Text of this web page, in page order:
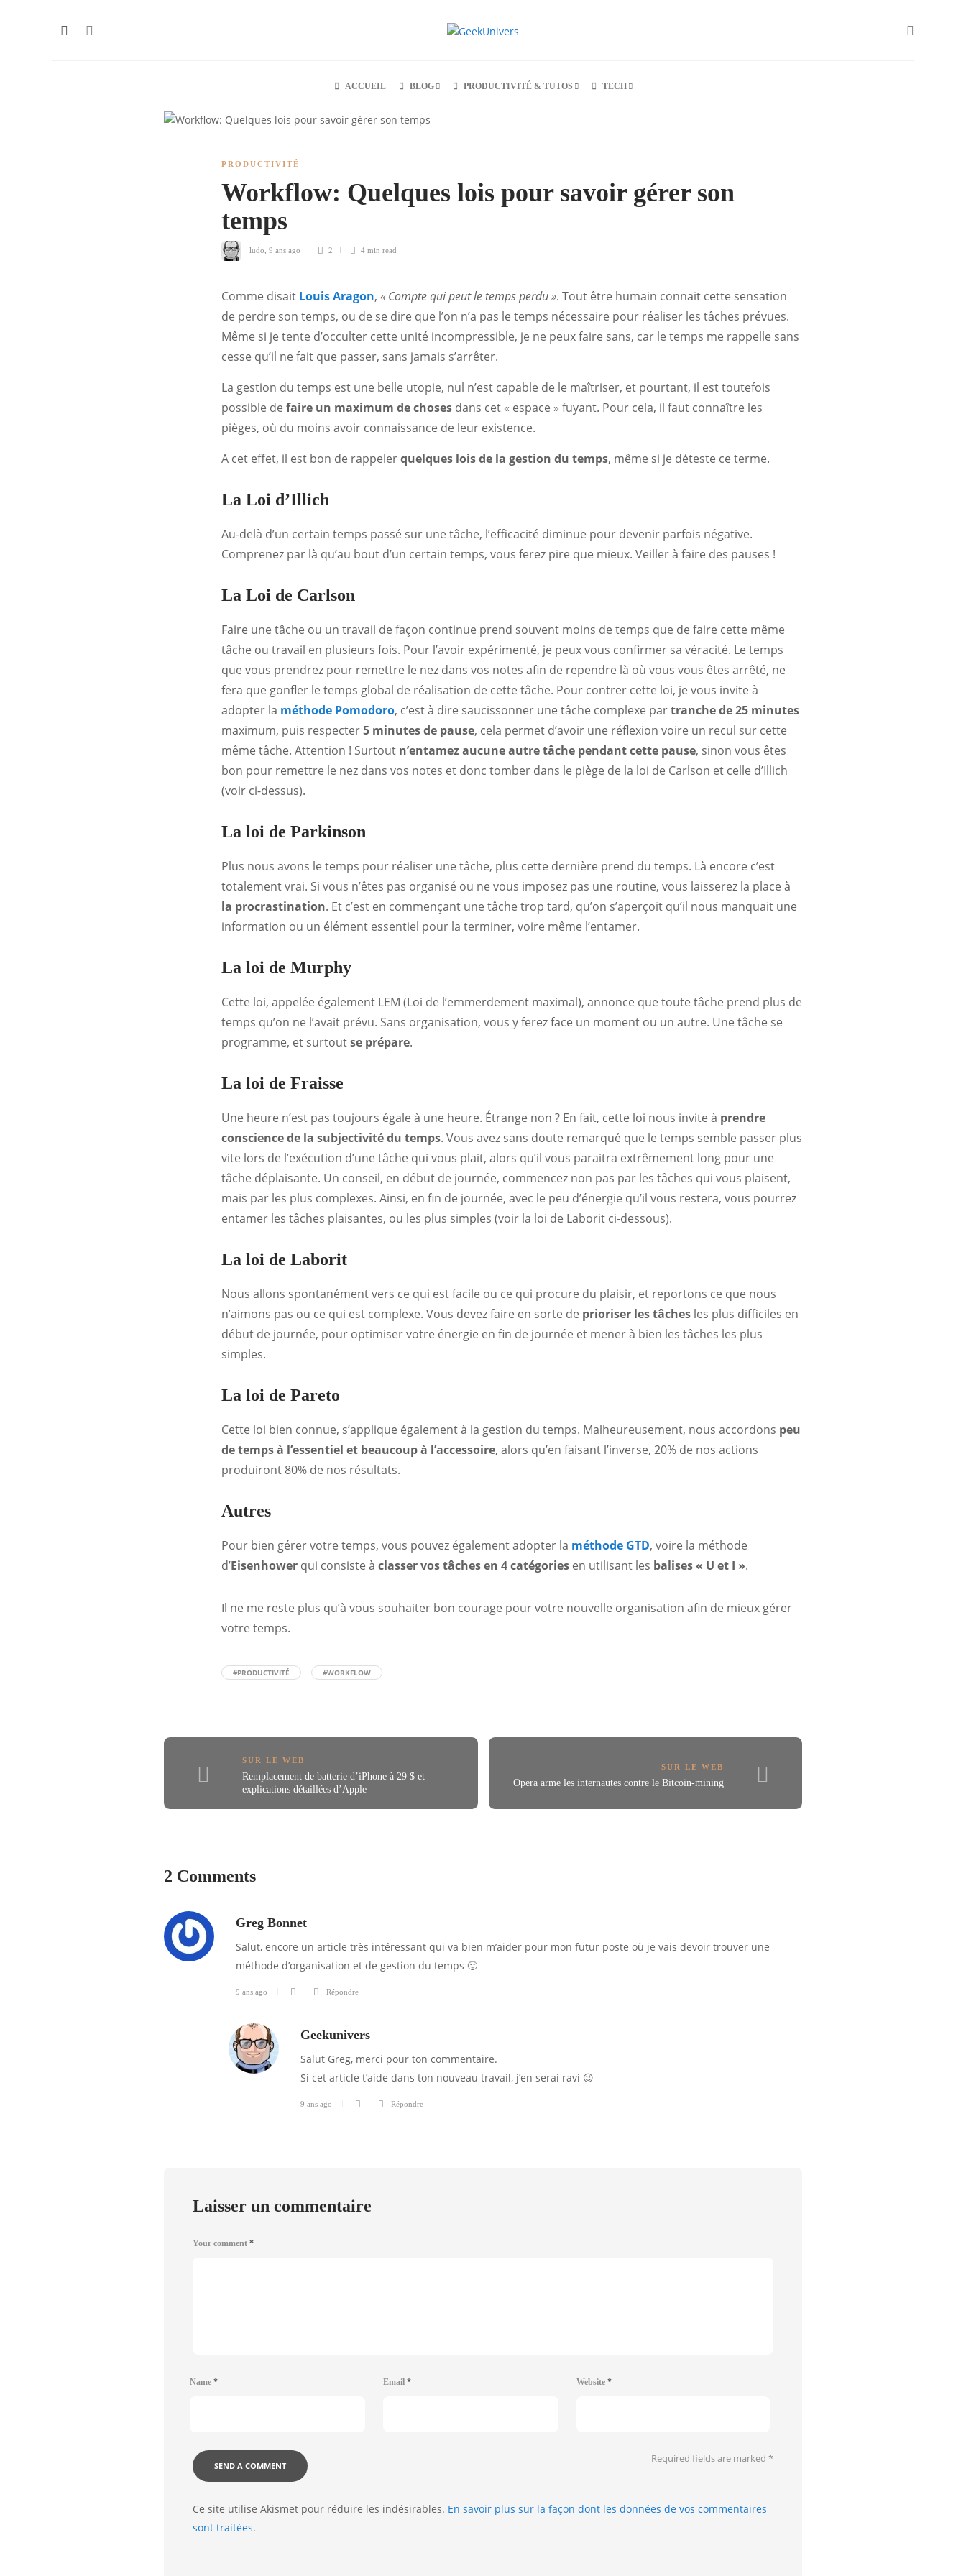
ACCUEIL BLOG PRODUCTIVITÉ & TUTOS TECH
PRODUCTIVITÉ
Workflow: Quelques lois pour savoir gérer son
temps
ludo 9 ans ago 2 4 min read
Comme disait Louis Aragon, « Compte qui peut le temps perdu ». Tout être humain connait cette sensation
de perdre son temps, ou de se dire que l’on n’a pas le temps nécessaire pour réaliser les tâches prévues.
Même si je tente d’occulter cette unité incompressible, je ne peux faire sans, car le temps me rappelle sans
cesse qu’il ne fait que passer, sans jamais s’arrêter.
La gestion du temps est une belle utopie, nul n’est capable de le maîtriser, et pourtant, il est toutefois
possible de faire un maximum de choses dans cet « espace » fuyant. Pour cela, il faut connaître les
pièges, où du moins avoir connaissance de leur existence.
A cet effet, il est bon de rappelerquelques lois de la gestion du temps, même si je déteste ce terme.
La Loi d’Illich
Au-delà d’un certain temps passé sur une tâche, l’efficacité diminue pour devenir parfois négative.
Comprenez par là qu’au bout d’un certain temps, vous ferez pire que mieux. Veiller à faire des pauses !
La Loi de Carlson
Faire une tâche ou un travail de façon continue prend souvent moins de temps que de faire cette même
tâche ou travail en plusieurs fois. Pour l’avoir expérimenté, je peux vous confirmer sa véracité. Le temps
que vous prendrez pour remettre le nez dans vos notes afin de rependre là où vous vous êtes arrêté, ne
fera que gonfler le temps global de réalisation de cette tâche. Pour contrer cette loi, je vous invite à
adopter la méthode Pomodoro, c’est à dire saucissonner une tâche complexe partranche de 25 minutes
maximum, puis respecter5 minutes de pause, cela permet d’avoir une réflexion voire un recul sur cette
même tâche. Attention ! Surtout n’entamez aucune autre tâche pendant cette pause, sinon vous êtes
bon pour remettre le nez dans vos notes et donc tomber dans le piège de la loi de Carlson et celle d’Illich
(voir ci-dessus).
La loi de Parkinson
Plus nous avons le temps pour réaliser une tâche, plus cette dernière prend du temps. Là encore c’est
totalement vrai. Si vous n’êtes pas organisé ou ne vous imposez pas une routine, vous laisserez la place à
la procrastination. Et c’est en commençant une tâche trop tard, qu’on s’aperçoit qu’il nous manquait une
information ou un élément essentiel pour la terminer, voire même l’entamer.
La loi de Murphy
Cette loi, appelée également LEM (Loi de l’emmerdement maximal), annonce que toute tâche prend plus de
temps qu’on ne l’avait prévu. Sans organisation, vous y ferez face un moment ou un autre. Une tâche se
programme, et surtoutse prépare.
La loi de Fraisse
Une heure n’est pas toujours égale à une heure. Étrange non ? En fait, cette loi nous invite à prendre
conscience de la subjectivité du temps. Vous avez sans doute remarqué que le temps semble passer plus
vite lors de l’exécution d’une tâche qui vous plait, alors qu’il vous paraitra extrêmement long pour une
tâche déplaisante. Un conseil, en début de journée, commencez non pas par les tâches qui vous plaisent,
mais par les plus complexes. Ainsi, en fin de journée, avec le peu d’énergie qu’il vous restera, vous pourrez
entamer les tâches plaisantes, ou les plus simples (voir la loi de Laborit ci-dessous).
La loi de Laborit
Nous allons spontanément vers ce qui est facile ou ce qui procure du plaisir, et reportons ce que nous
n’aimons pas ou ce qui est complexe. Vous devez faire en sorte de prioriser les tâches les plus difficiles en
début de journée, pour optimiser votre énergie en fin de journée et mener à bien les tâches les plus
simples.
La loi de Pareto
Cette loi bien connue, s’applique également à la gestion du temps. Malheureusement, nous accordons peu
de temps à l’essentiel et beaucoup à l’accessoire, alors qu’en faisant l’inverse, 20% de nos actions
produiront 80% de nos résultats.
Autres
Pour bien gérer votre temps, vous pouvez également adopter la méthode GTD, voire la méthode
d’Eisenhower qui consiste à classer vos tâches en 4 catégories en utilisant les balises « U et I ».
Il ne me reste plus qu’à vous souhaiter bon courage pour votre nouvelle organisation afin de mieux gérer
votre temps.
#PRODUCTIVITÉ #WORKFLOW
SUR LE WEB
Remplacement de batterie d’iPhone à 29 $ et
explications détaillées d’Apple
SUR LE WEB
Opera arme les internautes contre le Bitcoin-mining
2 Comments
Greg Bonnet
Salut, encore un article très intéressant qui va bien m’aider pour mon futur poste où je vais devoir trouver une
méthode d’organisation et de gestion du temps 🙂
9 ans ago Répondre
Geekunivers
Salut Greg, merci pour ton commentaire.
Si cet article t’aide dans ton nouveau travail, j’en serai ravi 😉
9 ans ago Répondre
Laisser un commentaire
Your comment *
Name * Email* Website*
Required fields are marked *
Ce site utilise Akismet pour réduire les indésirables. En savoir plus sur la façon dont les données de vos commentaires
sont traitées.